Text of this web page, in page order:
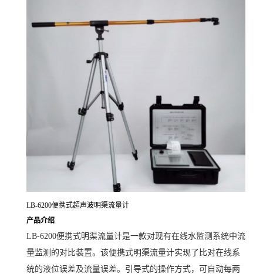
LB-6200便携式超声波明渠流量计
产品介绍
LB-6200便携式明渠流量计是一款对现有在线水监测系统中流
量监测的对比装置。该便携式明渠流量计实现了比对在线系
统的液位误差及流量误差。引导式的操作方式，可自动每两